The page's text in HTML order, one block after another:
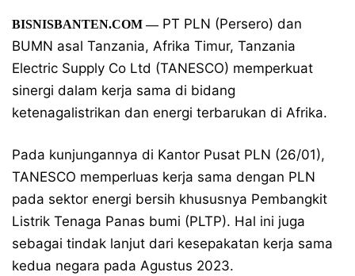
BISNISBANTEN.COM —PT PLN (Persero) dan
BUMN asal Tanzania, Afrika Timur, Tanzania
Electric Supply Co Ltd (TANESCO) memperkuat
sinergi dalam kerja sama di bidang
ketenagalistrikan dan energi terbarukan di Afrika.
Pada kunjungannya di Kantor Pusat PLN (26/01),
TANESCO memperluas kerja sama dengan PLN
pada sektor energi bersih khususnya Pembangkit
Listrik Tenaga Panas bumi (PLTP). Hal ini juga
sebagai tindak lanjut dari kesepakatan kerja sama
kedua negara pada Agustus 2023.